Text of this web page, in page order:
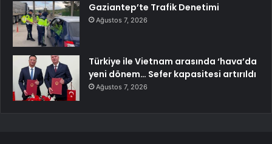
Gaziantep’te Trafik Denetimi
Ağustos 7, 2026
Türkiye ile Vietnam arasında ‘hava’da
yeni dönem… Sefer kapasitesi artırıldı
Ağustos 7, 2026